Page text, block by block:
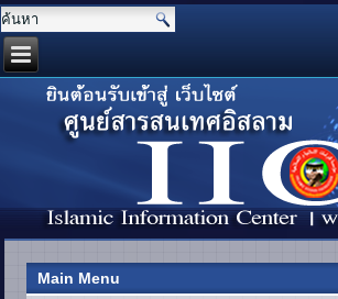
Main Menu